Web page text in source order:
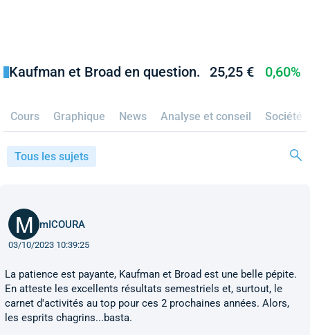
Kaufman et Broad en question. 25,25 € 0,60%
Cours Graphique News Analyse et conseil Société
Tous les sujets
mICOURA
03/10/2023 10:39:25
La patience est payante, Kaufman et Broad est une belle pépite.
En atteste les excellents résultats semestriels et, surtout, le
carnet d'activités au top pour ces 2 prochaines années. Alors,
les esprits chagrins...basta.